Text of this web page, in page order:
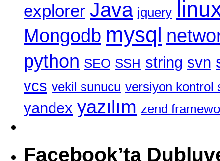
explorer Java jquery
Mongodb mysql
python SEO SSH string svn
vcs vekil sunucu versiyon kontrol
yandex yazılım zend
Facebook’ta